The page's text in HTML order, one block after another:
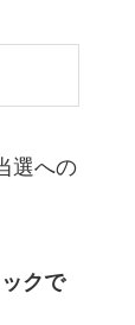
選への
クで